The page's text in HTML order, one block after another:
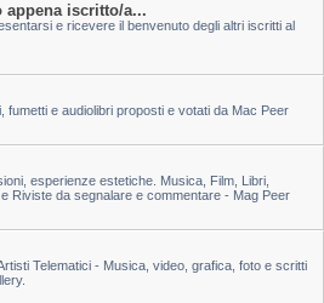
iscritto/a...
e ricevere il benvenuto degli altri iscritti al
fumetti e audiolibri proposti e votati da Mac Peer
esperienze estetiche. Musica, Film, Libri,
Riviste da segnalare e commentare - Mag Peer
Telematici - Musica, video, grafica, foto e scritti